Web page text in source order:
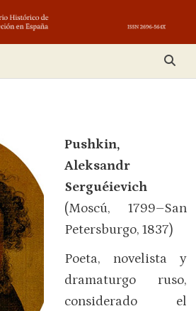
Pushkin,
Aleksandr
Serguéievich
(Moscú, 1799–San
Petersburgo, 1837)
Poeta, novelista y
dramaturgo ruso,
considerado el